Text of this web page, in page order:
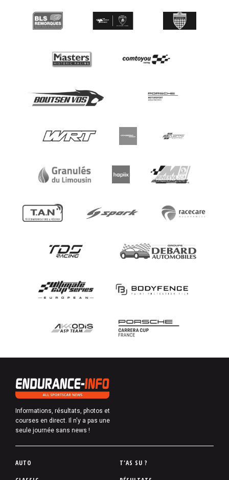
Informations, résultats, photos et
courses en direct. Il n'y a pas une
seule journée sans news !
P
AUTO
T'AS SU ?